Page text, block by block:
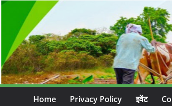
Home Privacy Policy इवेंट